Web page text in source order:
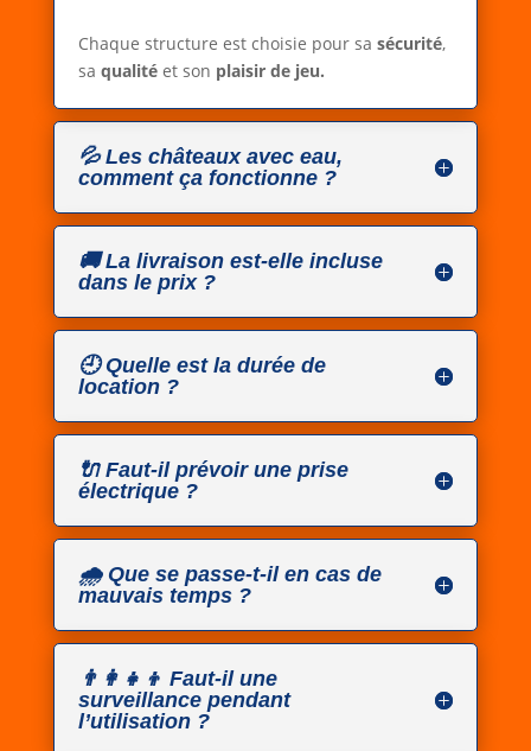
Chaque structure est choisie pour sa sécurité,
sa qualitéet son plaisir de jeu.
💦 Les châteaux avec eau,
comment ça fonctionne ?
🚚 La livraison est-elle incluse
dans le prix ?
🕘 Quelle est la durée de
location ?
🔌 Faut-il prévoir une prise
électrique ?
🌧️ Que se passe-t-il en cas de
mauvais temps ?
👨‍👩‍👧‍👦 Faut-il une
surveillance pendant
l’utilisation ?